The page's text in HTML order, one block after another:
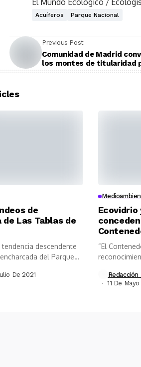
El Mundo Ecológico /
Acuíferos Parque Nacional
Previous Post
Comunidad de Madrid
los montes de titularidad
de
Las Tablas de
descendente
del Parque
De 2021
Ecovidrio
“El
11 De